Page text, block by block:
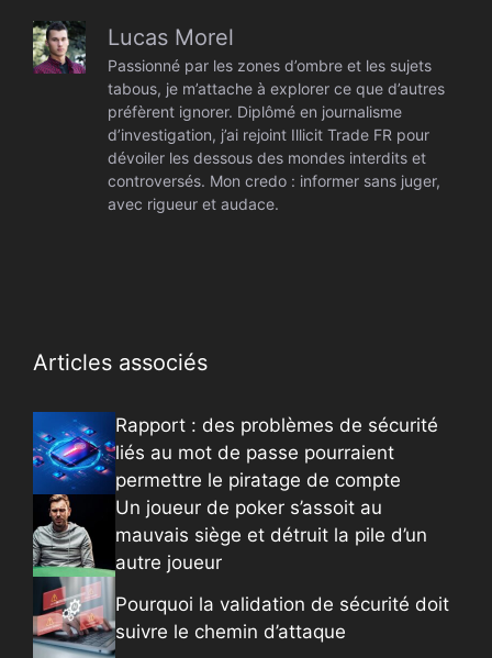
Lucas Morel
Passionné par les zones d’ombre et les sujets
tabous, je m’attache à explorer ce que d’autres
préfèrent ignorer. Diplômé en journalisme
d’investigation, j’ai rejoint Illicit Trade FR pour
dévoiler les dessous des mondes interdits et
controversés. Mon credo : informer sans juger,
avec rigueur et audace.
Articles associés
Rapport : des problèmes de sécurité
liés au mot de passe pourraient
permettre le piratage de compte
Un joueur de poker s’assoit au
mauvais siège et détruit la pile d’un
autre joueur
Pourquoi la validation de sécurité doit
suivre le chemin d’attaque